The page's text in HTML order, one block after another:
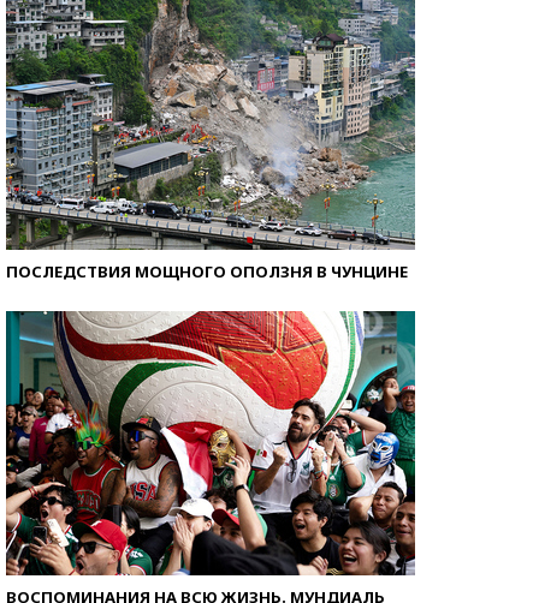
ПОСЛЕДСТВИЯ МОЩНОГО ОПОЛЗНЯ В ЧУНЦИНЕ
ВОСПОМИНАНИЯ НА ВСЮ ЖИЗНЬ. МУНДИАЛЬ